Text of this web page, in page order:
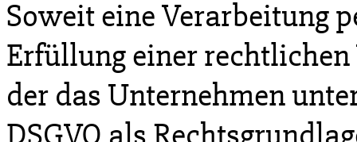
Soweit eine Verarbeitung
Erfüllung einer
der das Unternehmen